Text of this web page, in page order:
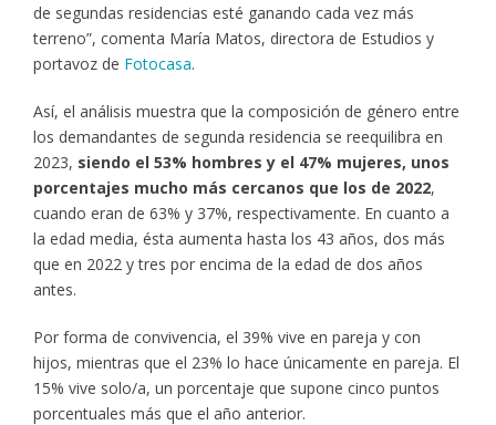
de segundas residencias esté ganando cada vez más
terreno”, comenta María Matos, directora de Estudios y
portavoz de Fotocasa.
Así, el análisis muestra que la composición de género entre
los demandantes de segunda residencia se reequilibra en
2023, siendo el 53% hombres y el 47% mujeres, unos
porcentajes mucho más cercanos que los de 2022,
cuando eran de 63% y 37%, respectivamente. En cuanto a
la edad media, ésta aumenta hasta los 43 años, dos más
que en 2022 y tres por encima de la edad de dos años
antes.
Por forma de convivencia, el 39% vive en pareja y con
hijos, mientras que el 23% lo hace únicamente en pareja. El
15% vive solo/a, un porcentaje que supone cinco puntos
porcentuales más que el año anterior.